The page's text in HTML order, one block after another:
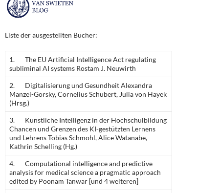
Liste der ausgestellten Bücher:
1. The EU Artificial Intelligence Act regulating
subliminal AI systems Rostam J. Neuwirth
2. Digitalisierung und Gesundheit Alexandra
Manzei-Gorsky, Cornelius Schubert, Julia von Hayek
(Hrsg.)
3. Künstliche Intelligenz in der Hochschulbildung
Chancen und Grenzen des KI-gestützten Lernens
und Lehrens Tobias Schmohl, Alice Watanabe,
Kathrin Schelling (Hg.)
4. Computational intelligence and predictive
analysis for medical science a pragmatic approach
edited by Poonam Tanwar [und 4 weiteren]